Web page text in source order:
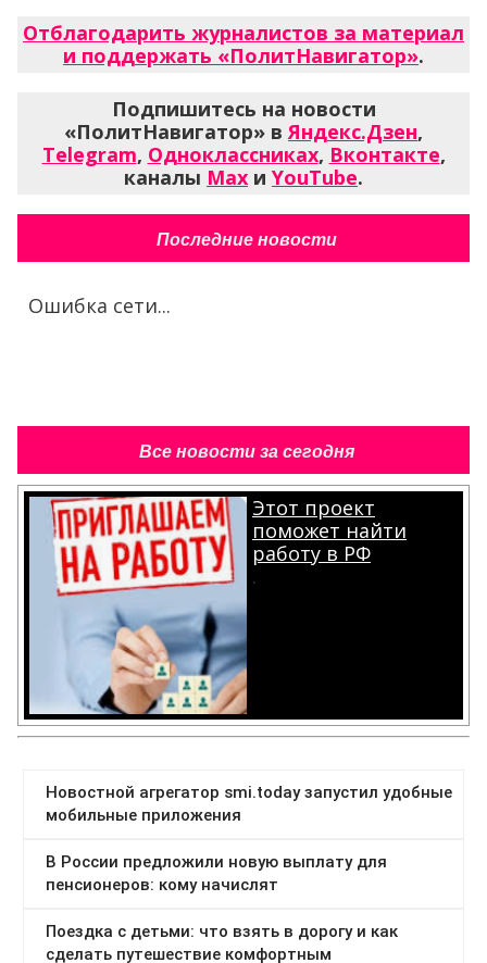
Отблагодарить журналистов за материал
и поддержать «ПолитНавигатор».
Подпишитесь на новости
«ПолитНавигатор» вЯндекс.Дзен,
Telegram, Одноклассниках, Вконтакте,
каналы Max и YouTube.
Последние новости
Ошибка сети...
Все новости за сегодня
Этот проект
поможет найти
работу в РФ
.